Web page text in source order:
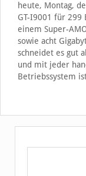
heute, Montag,
GT-I9001 für 299
einem Super-
sowie acht
schneidet es gut
und mit jeder
Betriebssystem